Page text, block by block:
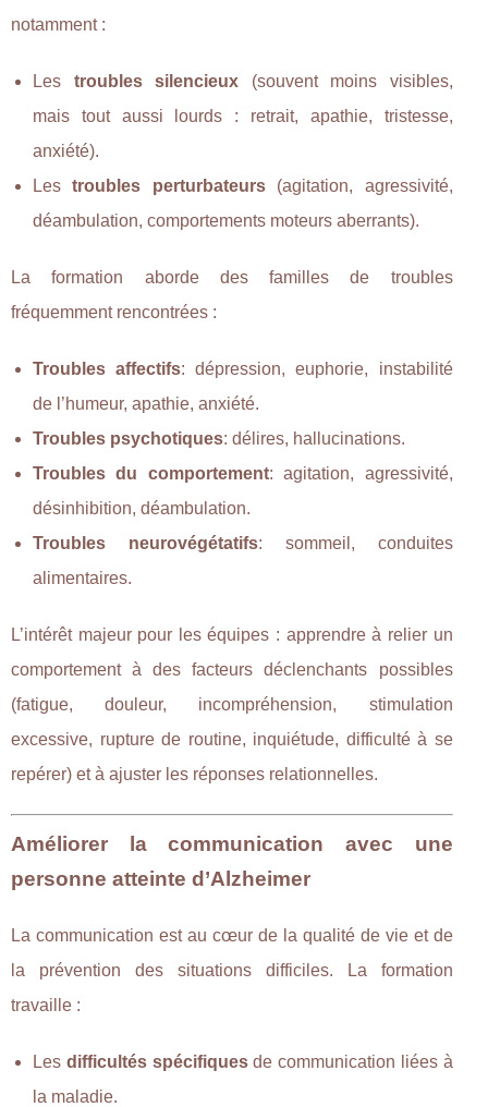
notamment :
Les troubles silencieux (souvent moins visibles,
mais tout aussi lourds : retrait, apathie, tristesse,
anxiété).
Lestroubles perturbateurs(agitation, agressivité,
déambulation, comportements moteurs aberrants).
La formation aborde des familles de troubles
fréquemment rencontrées :
Troubles affectifs: dépression, euphorie, instabilité
de l’humeur, apathie, anxiété.
Troubles psychotiques: délires, hallucinations.
Troubles du comportement: agitation, agressivité,
désinhibition, déambulation.
Troubles neurovégétatifs: sommeil, conduites
alimentaires.
L’intérêt majeur pour les équipes : apprendre à relier un
comportement à des facteurs déclenchants possibles
(fatigue, douleur, incompréhension, stimulation
excessive, rupture de routine, inquiétude, difficulté à se
repérer) et à ajuster les réponses relationnelles.
Améliorer la communication avec une
personne atteinte d’Alzheimer
La communication est au cœur de la qualité de vie et de
la prévention des situations difficiles. La formation
travaille :
Les difficultés spécifiquesde communication liées à
la maladie.